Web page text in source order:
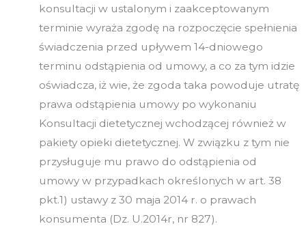
konsultacji w ustalonym i zaakceptowanym
terminie wyraża zgodę na rozpoczęcie spełnienia
świadczenia przed upływem 14-dniowego
terminu odstąpienia od umowy, a co za tym idzie
oświadcza, iż wie, że zgoda taka powoduje utratę
prawa odstąpienia umowy po wykonaniu
Konsultacji dietetycznej wchodzącej również w
pakiety opieki dietetycznej. W związku z tym nie
przysługuje mu prawo do odstąpienia od
umowy w przypadkach określonych w art. 38
pkt.1) ustawy z 30 maja 2014 r. o prawach
konsumenta (Dz. U.2014r, nr 827).